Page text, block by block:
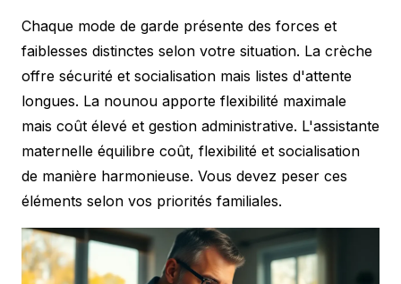
Chaque mode de garde présente des forces et
faiblesses distinctes selon votre situation. La crèche
offre sécurité et socialisation mais listes d'attente
longues. La nounou apporte flexibilité maximale
mais coût élevé et gestion administrative. L'assistante
maternelle équilibre coût, flexibilité et socialisation
de manière harmonieuse. Vous devez peser ces
éléments selon vos priorités familiales.